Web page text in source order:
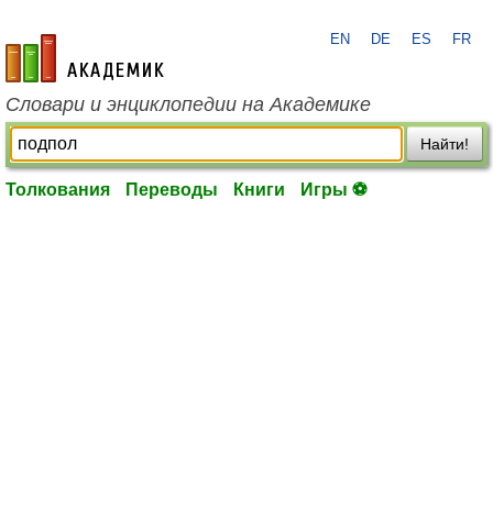
academic.ru
EN DE ES FR
Словари и энциклопедии на Академике
Найти!
Толкования Переводы Книги Игры ⚽